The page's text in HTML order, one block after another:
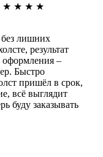
★ ★ ★ ★
лишних
результат
оформления –
Быстро
пришёл в срок,
всё выглядит
буду заказывать